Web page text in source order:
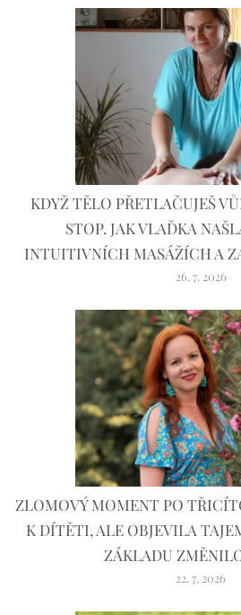
KDYŽ TĚLO PŘETLAČUJEŠ
STOP. JAK VLAĎKA
INTUITIVNÍCH MASÁŽÍCH A
26. 7. 2026
ZLOMOVÝ MOMENT PO
K DÍTĚTI, ALE OBJEVILA
ZÁKLADU
22. 7. 2026